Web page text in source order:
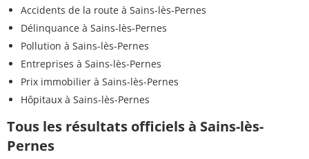
Accidents de la route à Sains-lès-Pernes
Délinquance à Sains-lès-Pernes
Pollution à Sains-lès-Pernes
Entreprises à Sains-lès-Pernes
Prix immobilier à Sains-lès-Pernes
Hôpitaux à Sains-lès-Pernes
Tous les résultats officiels à Sains-lès-
Pernes